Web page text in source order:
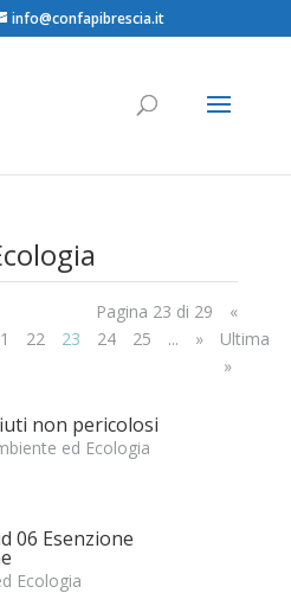
info@confapibrescia.it
Pagina 23 di 29
«
22 23 24 25 ... »
Ultima
»
non pericolosi
ed Ecologia
06 Esenzione
Ecologia